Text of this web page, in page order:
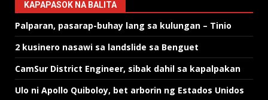
KAPAPASOK NA BALITA
Palparan, pasarap-buhay lang sa kulungan – Tinio
2 kusinero nasawi sa landslide sa Benguet
CamSur District Engineer, sibak dahil sa kapalpakan
Ulo ni Apollo Quiboloy, bet arborin ng Estados Unidos